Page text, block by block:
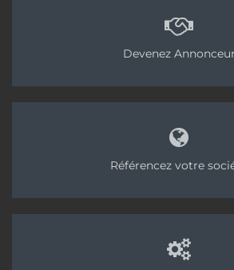
Devenez Annonceur
Référencez votre